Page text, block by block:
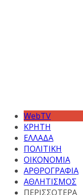
WebTV
ΚΡΗΤΗ
ΕΛΛΑΔΑ
ΠΟΛΙΤΙΚΗ
ΟΙΚΟΝΟΜΙΑ
ΑΡΘΡΟΓΡΑΦΙΑ
ΑΘΛΗΤΙΣΜΟΣ
ΠΕΡΙΣΣΟΤΕΡΑ